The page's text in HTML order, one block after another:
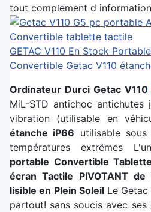
tout complement d
GETAC V110 En Stock
Convertible Getac V110
Ordinateur Durci Getac V110
MiL-STD antichoc antichutes
vibration (utilisable en
étanche iP66 utilisable
températures extrêmes
portable Convertible Tablette
écran Tactile PIVOTANT de
lisible en Plein SoleilLe Getac
partout! sans soucis avec